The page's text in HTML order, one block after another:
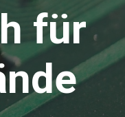
für